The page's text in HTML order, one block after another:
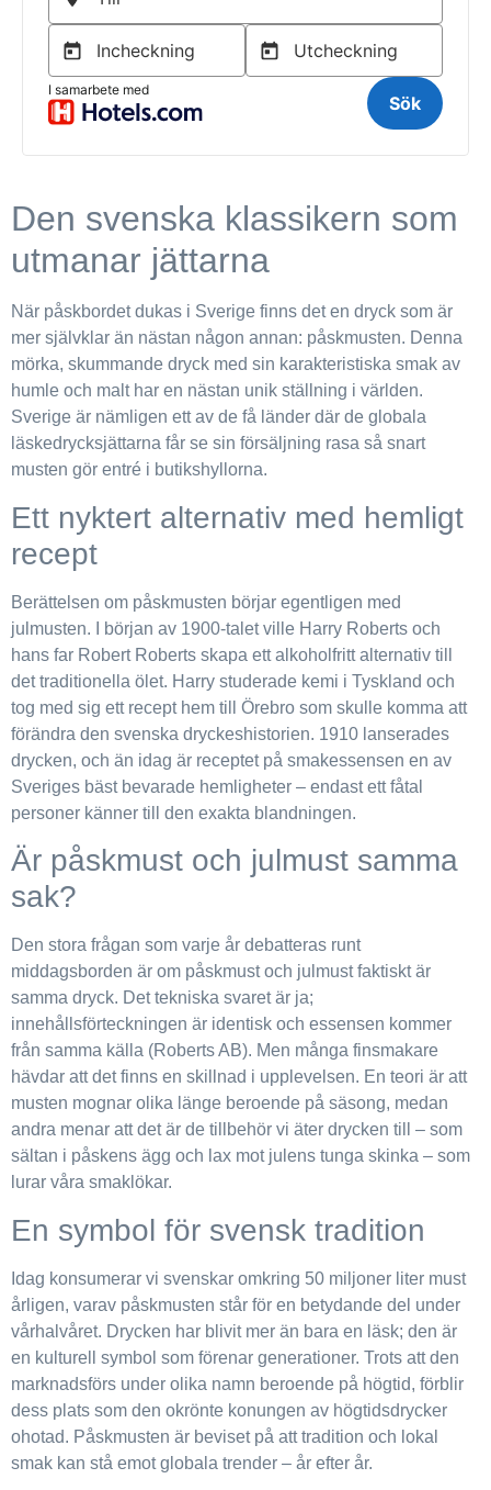
Den svenska klassikern som
utmanar jättarna
När påskbordet dukas i Sverige finns det en dryck som är
mer självklar än nästan någon annan: påskmusten. Denna
mörka, skummande dryck med sin karakteristiska smak av
humle och malt har en nästan unik ställning i världen.
Sverige är nämligen ett av de få länder där de globala
läskedrycksjättarna får se sin försäljning rasa så snart
musten gör entré i butikshyllorna.
Ett nyktert alternativ med hemligt
recept
Berättelsen om påskmusten börjar egentligen med
julmusten. I början av 1900-talet ville Harry Roberts och
hans far Robert Roberts skapa ett alkoholfritt alternativ till
det traditionella ölet. Harry studerade kemi i Tyskland och
tog med sig ett recept hem till Örebro som skulle komma att
förändra den svenska dryckeshistorien. 1910 lanserades
drycken, och än idag är receptet på smakessensen en av
Sveriges bäst bevarade hemligheter – endast ett fåtal
personer känner till den exakta blandningen.
Är påskmust och julmust samma
sak?
Den stora frågan som varje år debatteras runt
middagsborden är om påskmust och julmust faktiskt är
samma dryck. Det tekniska svaret är ja;
innehållsförteckningen är identisk och essensen kommer
från samma källa (Roberts AB). Men många finsmakare
hävdar att det finns en skillnad i upplevelsen. En teori är att
musten mognar olika länge beroende på säsong, medan
andra menar att det är de tillbehör vi äter drycken till – som
sältan i påskens ägg och lax mot julens tunga skinka – som
lurar våra smaklökar.
En symbol för svensk tradition
Idag konsumerar vi svenskar omkring 50 miljoner liter must
årligen, varav påskmusten står för en betydande del under
vårhalvåret. Drycken har blivit mer än bara en läsk; den är
en kulturell symbol som förenar generationer. Trots att den
marknadsförs under olika namn beroende på högtid, förblir
dess plats som den okrönte konungen av högtidsdrycker
ohotad. Påskmusten är beviset på att tradition och lokal
smak kan stå emot globala trender – år efter år.